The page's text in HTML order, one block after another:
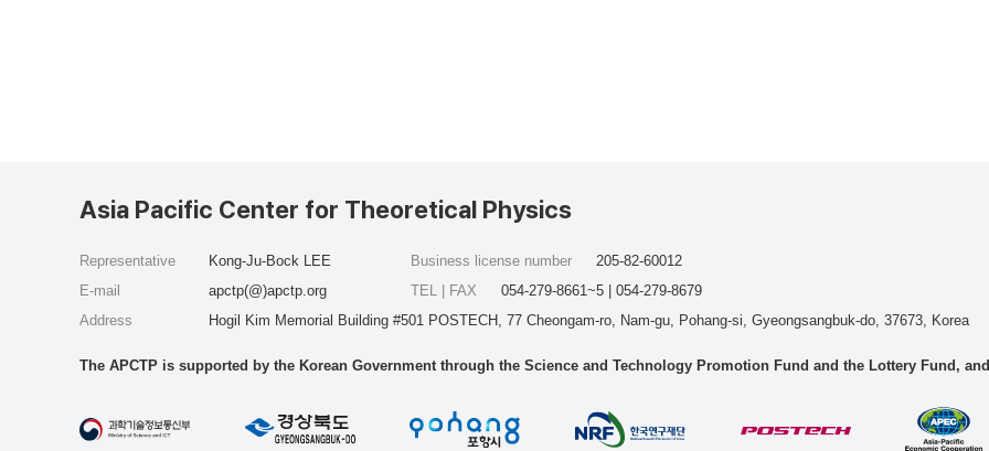
Asia Pacific Center for Theoretical Physics
Representative
Kong-Ju-Bock LEE
E-mail
apctp(@)apctp.org
Address
Hogil Kim Memorial Building #501 POSTECH, 77 Cheongam-ro, Nam-gu, Pohang-si, Gyeongsangbuk-do, 37673, Korea
Business license number
205-82-60012
TEL | FAX
054-279-8661~5 | 054-279-8679
The APCTP is supported by the Korean Government through the Science and Technology Promotion Fund and the Lottery Fund,